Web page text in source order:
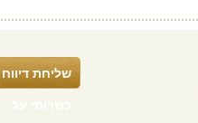
שליחת דיווח